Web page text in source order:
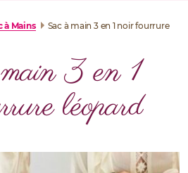
à Mains
Sac à main 3 en 1 noir fourrure
3 en 1
léopard